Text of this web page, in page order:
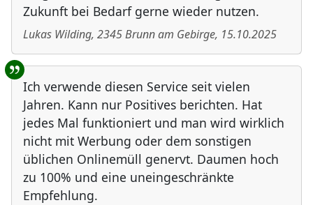
Zukunft bei Bedarf gerne wieder nutzen.
Lukas Wilding, 2345Brunn am Gebirge, 15.10.2025
Ich verwende diesen Service seit vielen
Jahren. Kann nur Positives berichten. Hat
jedes Mal funktioniert und man wird wirklich
nicht mit Werbung oder dem sonstigen
üblichen Onlinemüll genervt. Daumen hoch
zu 100% und eine uneingeschränkte
Empfehlung.